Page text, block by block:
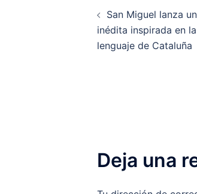
entradas
San Miguel lanza
inédita inspirada en
lenguaje de Cataluña
Deja una